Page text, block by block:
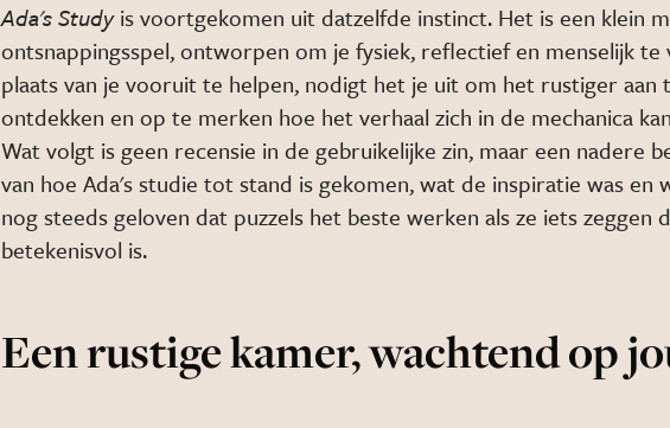
Ada's Studyis voortgekomen uit datzelfde instinct. Het is een klein
ontsnappingsspel, ontworpen om je fysiek, reflectief en menselijk te
plaats van je vooruit te helpen, nodigt het je uit om het rustiger aan
ontdekken en op te merken hoe het verhaal zich in de mechanica
Wat volgt is geen recensie in de gebruikelijke zin, maar een nadere
van hoe Ada's studie tot stand is gekomen, wat de inspiratie was en
nog steeds geloven dat puzzels het beste werken als ze iets zeggen
betekenisvol is.
Een rustige kamer, wachtend op